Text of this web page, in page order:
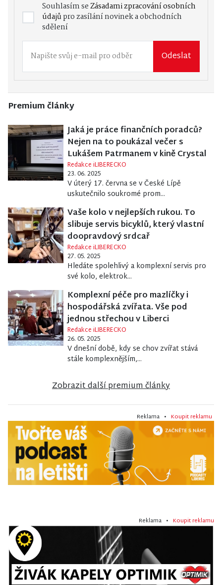
Souhlasím seZásadami zpracování osobních
údajůpro zasílání novinek a obchodních
sdělení
Odeslat
Premium články
Jaká je práce finančních poradců?
Nejen na to poukázal večer s
Lukášem Patrmanem v kině Crystal
Redakce iLIBERECKO
23. 06. 2025
V úterý 17. června se v České Lípě
uskutečnilo soukromé prom...
Vaše kolo v nejlepších rukou. To
slibuje servis bicyklů, který vlastní
doopravdový srdcař
Redakce iLIBERECKO
27. 05. 2025
Hledáte spolehlivý a komplexní servis pro
své kolo, elektrok...
Komplexní péče pro mazlíčky i
hospodářská zvířata. Vše pod
jednou střechou v Liberci
Redakce iLIBERECKO
26. 05. 2025
V dnešní době, kdy se chov zvířat stává
stále komplexnějším,...
Zobrazit další premium články
Reklama • Koupit reklamu
Reklama • Koupit reklamu